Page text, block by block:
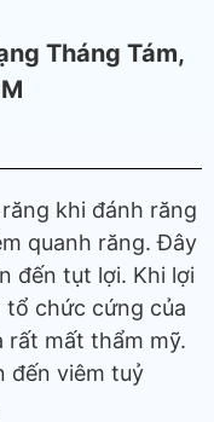
Tháng Tám,
khi đánh răng
quanh răng. Đây
đến tụt lợi. Khi lợi
tổ chức cứng của
rất mất thẩm mỹ.
đến viêm tuỷ